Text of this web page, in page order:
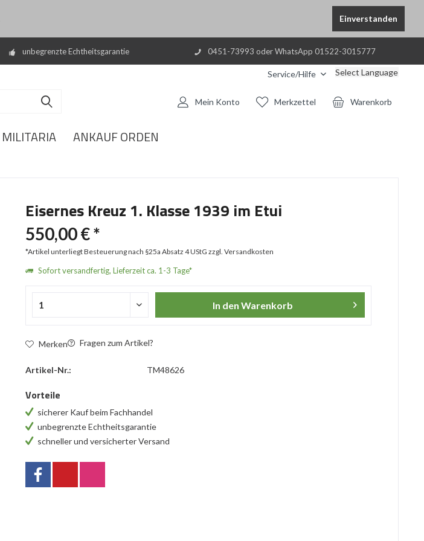
Einverstanden
unbegrenzte Echtheitsgarantie 0451-73993 oder WhatsApp 01522-3015777
Service/Hilfe Select Language
Warenkorb
Merkzettel
Mein Konto
MILITARIA ANKAUF ORDEN
Eisernes Kreuz 1. Klasse 1939 im Etui
550,00 € *
*Artikel unterliegt Besteuerung nach §25a Absatz 4 UStGzzgl. Versandkosten
Sofort versandfertig, Lieferzeit ca. 1-3 Tage*
In den Warenkorb
Merken Fragen zum Artikel?
Artikel-Nr.: TM48626
Vorteile
sicherer Kauf beim Fachhandel
unbegrenzte Echtheitsgarantie
schneller und versicherter Versand